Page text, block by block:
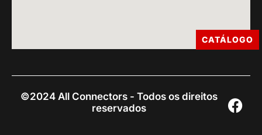
©2024 All Connectors - Todos os direitos
reservados
CATÁLOGO